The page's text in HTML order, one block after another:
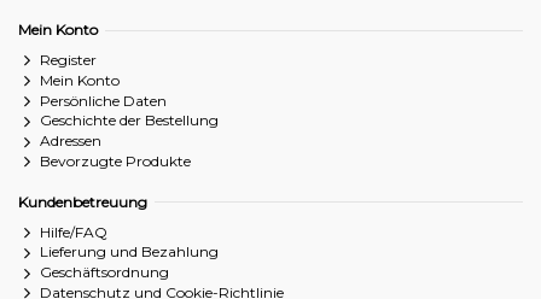
Mein Konto
Register
Mein Konto
Persönliche Daten
Geschichte der Bestellung
Adressen
Bevorzugte Produkte
Kundenbetreuung
Hilfe/FAQ
Lieferung und Bezahlung
Geschäftsordnung
Datenschutz und Cookie-Richtlinie